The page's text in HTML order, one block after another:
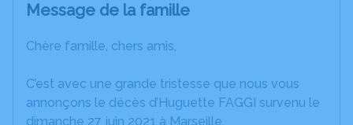
Message de la famille
Chère famille, chers amis,
C’est avec une grande tristesse que nous vous
annonçons le décès d’Huguette FAGGI survenu le
dimanche 27 juin 2021 à Marseille.